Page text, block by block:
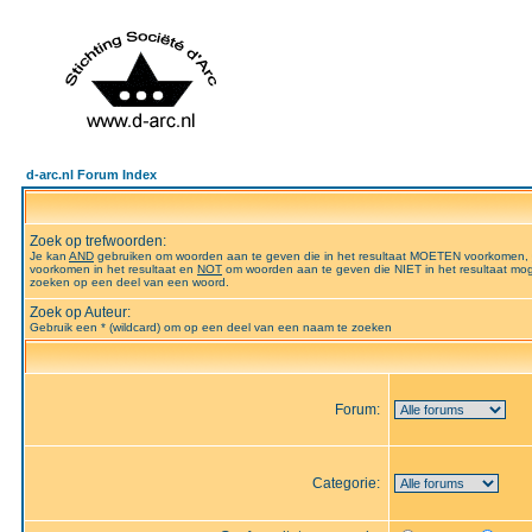
d-arc.nl Forum Index
Zoek op trefwoorden:
Je kan AND gebruiken om woorden aan te geven die in het resultaat MOETEN voorkomen,
voorkomen in het resultaat en NOT om woorden aan te geven die NIET in het resultaat
zoeken op een deel van een woord.
Zoek op Auteur:
Gebruik een * (wildcard) om op een deel van een naam te zoeken
Forum:
Categorie: